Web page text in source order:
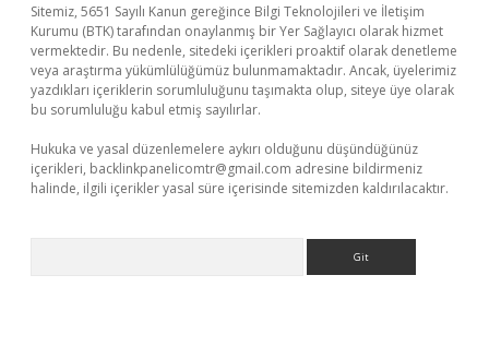
Sitemiz, 5651 Sayılı Kanun gereğince Bilgi Teknolojileri ve İletişim
Kurumu (BTK) tarafından onaylanmış bir Yer Sağlayıcı olarak hizmet
vermektedir. Bu nedenle, sitedeki içerikleri proaktif olarak denetleme
veya araştırma yükümlülüğümüz bulunmamaktadır. Ancak, üyelerimiz
yazdıkları içeriklerin sorumluluğunu taşımakta olup, siteye üye olarak
bu sorumluluğu kabul etmiş sayılırlar.
Hukuka ve yasal düzenlemelere aykırı olduğunu düşündüğünüz
içerikleri, backlinkpanelicomtr@gmail.com adresine bildirmeniz
halinde, ilgili içerikler yasal süre içerisinde sitemizden kaldırılacaktır.